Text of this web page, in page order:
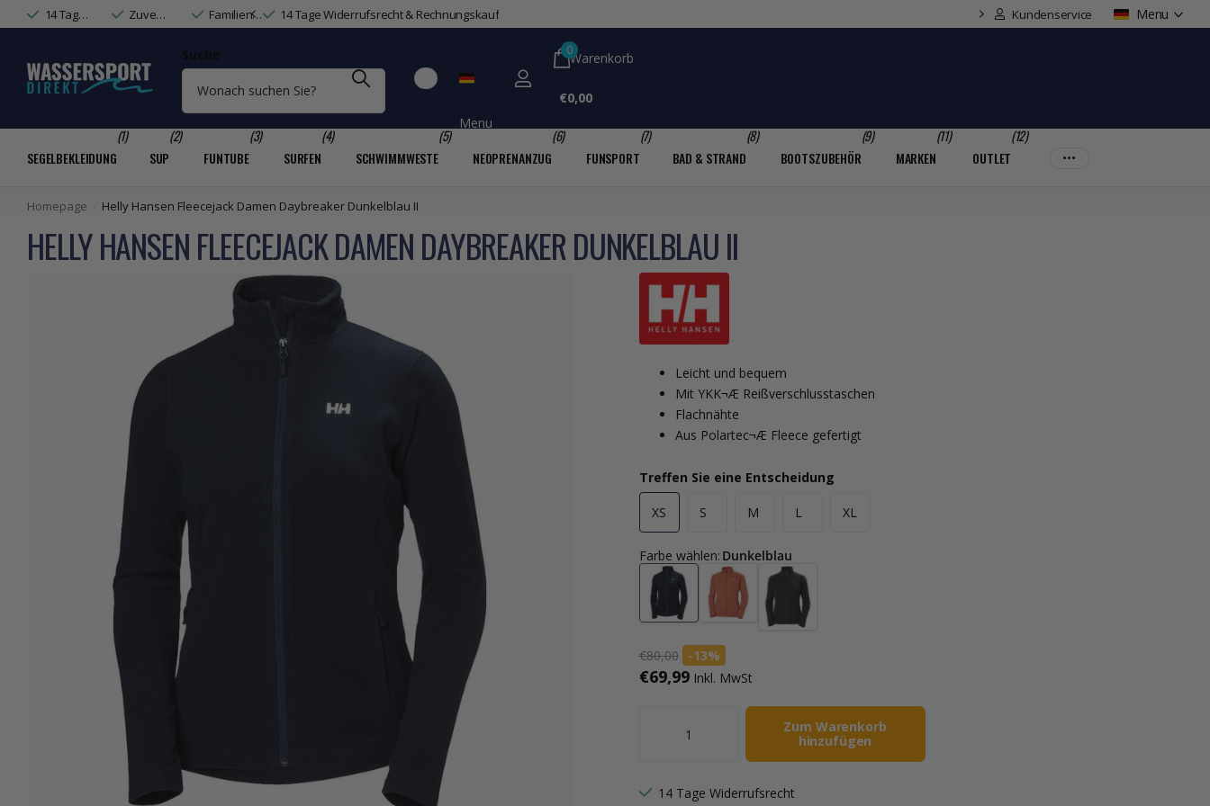
14 Tage Widerrufsrecht & Rechnungskauf Zuverlässige Lieferung mit DHL & DPD Familienunternehmen mit Wassersport-Expertise 14 Tage Widerrufsrecht & Rechnungskauf Kundenservice Menu
Suche
Menu
Warenkorb
0
€0,00
SEGELBEKLEIDUNG
(1)
SUP
(2)
FUNTUBE
(3)
SURFEN
(4)
SCHWIMMWESTE
(5)
NEOPRENANZUG
(6)
FUNSPORT
(7)
BAD & STRAND
(8)
BOOTSZUBEHÖR
(9)
MARKEN
(11)
OUTLET
(12)
Homepage Helly Hansen Fleecejack Damen Daybreaker Dunkelblau II
HELLY HANSEN FLEECEJACK DAMEN DAYBREAKER DUNKELBLAU II
Leicht und bequem
Mit YKK¬Æ Reißverschlusstaschen
Flachnähte
Aus Polartec¬Æ Fleece gefertigt
Treffen Sie eine Entscheidung
XS S M L XL
Farbe wählen: Dunkelblau
€80,00 -13%
€69,99 Inkl. MwSt
Zum Warenkorb
hinzufügen
14 Tage Widerrufsrecht